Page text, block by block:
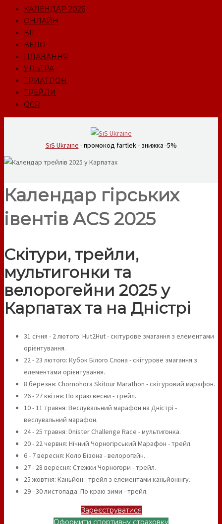
КАЛЕНДАР 2026
ОНЛАЙН
БІГ
ВЕЛО
ПЛАВАННЯ
УЛЬТРА
ТРИАТЛОН
ТРЕЙЛИ
OCR
SiS Ukraine - промокод fartlek - знижка -5%
Календар гірських
івентів ACS 2025
Скітури, трейли,
мультигонки та
велорогейни 2025 у
Карпатах та на Дністрі
31 січня - 2 лютого: Hut2Hut - скітурове змагання з елементами
орієнтування.
22 - 23 лютого: Кубок Білого Слона - скітурове змагання з
елементами орієнтування.
8 березня: Chornohora Skitour Marathon - скітуровий марафон.
26 - 27 квітня: По краю весни - трейл.
10 - 11 травня: Веслувальний марафон на Дністрі -
веслувальний марафон.
24 - 25 травня: Dnister Challenge Race - мультигонка.
20 - 22 червня: Нічний Чорногірський Марафон - трейл.
6 - 7 вересня: Коло Бізона - велорогейн.
27 - 28 вересня: Стежки Чорногори - трейл.
25 жовтня: Каньйон - трейл з елементами каньйонінгу.
29 - 30 листопада: По краю зими - трейл.
Зареєструватися
Оформити спортивну страховку